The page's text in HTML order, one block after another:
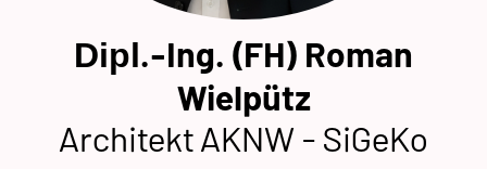
Dipl.-Ing. (FH) Roman
Wielpütz
Architekt AKNW - SiGeKo